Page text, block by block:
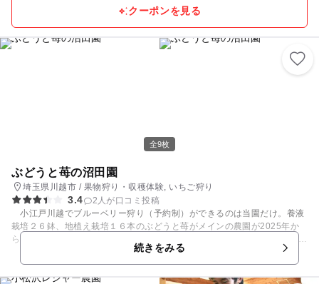
クーポンを見る
全9枚
ぶどうと苺の沼田園
埼玉県川越市 / 果物狩り・収穫体験, いちご狩り
3.4
2人が口コミ投稿
小江戸川越でブルーベリー狩り（予約制）ができるのは当園だけ。養液
栽培２６鉢、地植え栽培１６本のぶどうと苺がメインの農園が2025年か
ら始めた摘み取り園です。 暑い夏に早起きしてお越しください。ブルー
ベリー狩りのあとは、オリジナルアイスクリームや削り苺でお楽しみくだ
さい！ 隣地に児童遊園があるので滑り台やブランコも楽しめます。プチ
田舎気分をお楽しみください。 ブリーベリー狩りの後は、小江戸川越観
続きをみる